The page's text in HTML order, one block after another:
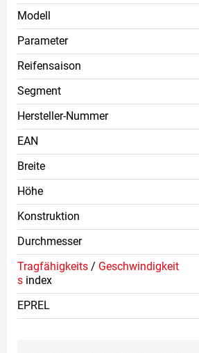
Modell
Parameter
Reifensaison
Segment
Hersteller-Nummer
EAN
Breite
Höhe
Konstruktion
Durchmesser
Tragfähigkeits / Geschwindigkeit
s index
EPREL